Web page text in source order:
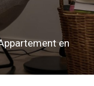
en